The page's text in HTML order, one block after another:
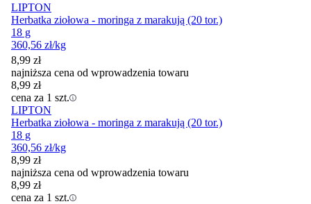
LIPTON
Herbatka ziołowa - moringa z marakują (20 tor.)
18 g
360,56 zł/kg
8,99 zł
najniższa cena od wprowadzenia towaru
8,99 zł
cena za 1 szt.
LIPTON
Herbatka ziołowa - moringa z marakują (20 tor.)
18 g
360,56 zł/kg
8,99 zł
najniższa cena od wprowadzenia towaru
8,99 zł
cena za 1 szt.